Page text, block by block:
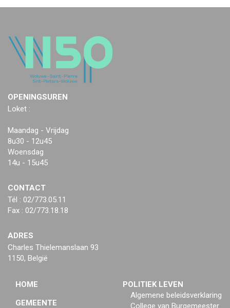
OPENINGSUREN
Loket :
Maandag - Vrijdag
8u30 - 12u45
Woensdag
14u - 15u45
CONTACT
Tél : 02/773.05.11
Fax : 02/773.18.18
ADRES
Charles Thielemanslaan 93
1150, België
HOME
GEMEENTE
POLITIEK LEVEN
Algemene beleidsverklaring